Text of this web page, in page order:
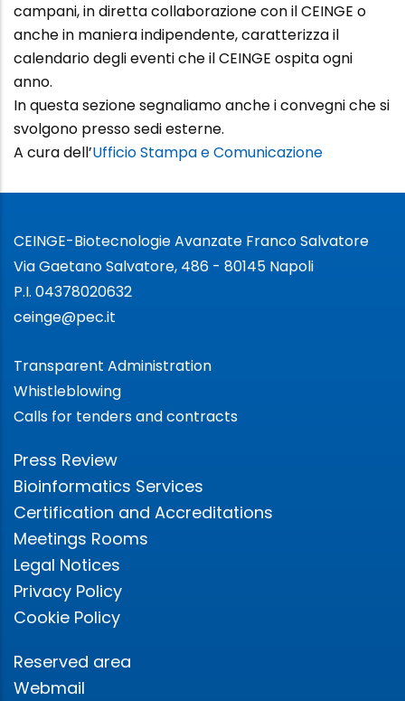
campani, in diretta collaborazione con il CEINGE o
anche in maniera indipendente, caratterizza il
calendario degli eventi che il CEINGE ospita ogni
anno.
In questa sezione segnaliamo anche i convegni che si
svolgono presso sedi esterne.
A cura dell’Ufficio Stampa e Comunicazione
CEINGE-Biotecnologie Avanzate Franco Salvatore
Via Gaetano Salvatore, 486 - 80145 Napoli
P.I. 04378020632
ceinge@pec.it
Transparent Administration
Whistleblowing
Calls for tenders and contracts
Press Review
Bioinformatics Services
Certification and Accreditations
Meetings Rooms
Legal Notices
Privacy Policy
Cookie Policy
Reserved area
Webmail